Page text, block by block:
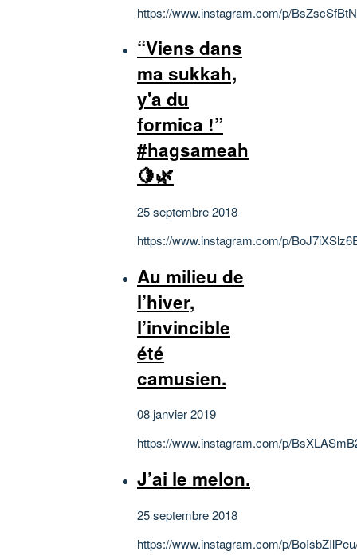
https://www.instagram.com/p/
“Viens dans
ma sukkah,
y'a du
formica !”
#hagsameah
🍋🌿
25 septembre 2018
https://www.instagram.com/p/
Au milieu de
l’hiver,
l’invincible
été
camusien.
08 janvier 2019
https://www.instagram.com/p/
J’ai le melon.
25 septembre 2018
https://www.instagram.com/p/